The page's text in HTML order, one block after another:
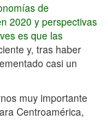
de
2020 y perspectivas
es que las
y, tras haber
casi un
muy importante
Centroamérica,